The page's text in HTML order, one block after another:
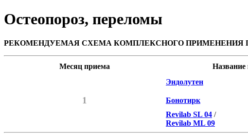
Остеопороз, переломы
РЕКОМЕНДУЕМАЯ СХЕМА КОМПЛЕКСНОГО ПРИМЕНЕНИЯ
Месяц приема Название
1
Эндолутен
Бонотирк
Revilab SL 04 /
Revilab ML 09